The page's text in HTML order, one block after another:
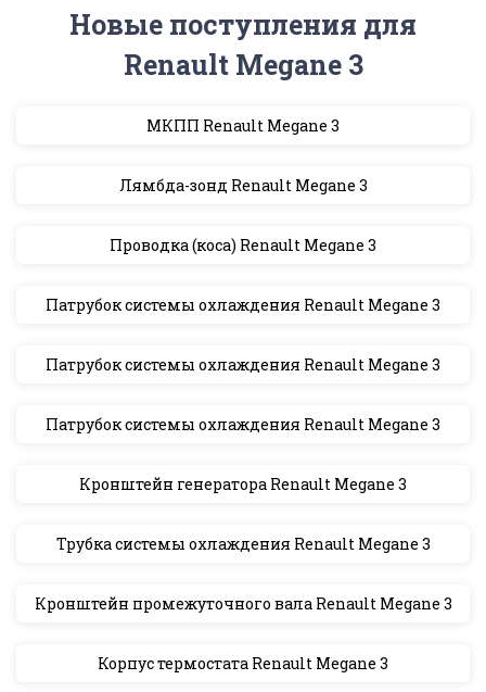
Новые поступления для
Renault Megane 3
МКПП Renault Megane 3
Лямбда-зонд Renault Megane 3
Проводка (коса) Renault Megane 3
Патрубок системы охлаждения Renault Megane 3
Патрубок системы охлаждения Renault Megane 3
Патрубок системы охлаждения Renault Megane 3
Кронштейн генератора Renault Megane 3
Трубка системы охлаждения Renault Megane 3
Кронштейн промежуточного вала Renault Megane 3
Корпус термостата Renault Megane 3